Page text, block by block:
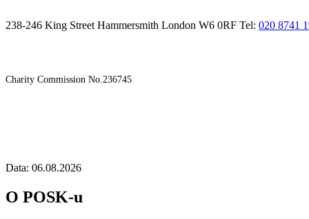
238-246 King Street Hammersmith London W6 0RF Tel: 020 8741
Charity Commission No.236745
Data: 06.08.2026
O POSK-u